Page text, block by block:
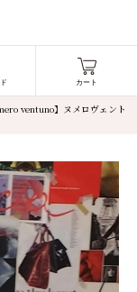
カート
ventuno】ヌメロヴェント